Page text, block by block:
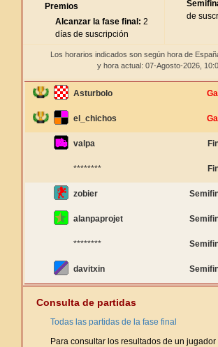
Premios
Alcanzar la fase final: 2
días de suscripción
de
Los horarios indicados son según hora de
y hora actual: 07-Agosto-2026,
Asturbolo
el_chichos
valpa
********
zobier
alanpaprojet
********
davitxin
Consulta de partidas
Todas las partidas de la fase final
Para consultar los resultados de un